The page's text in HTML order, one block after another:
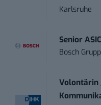
Karlsruhe
Senior
Bosch